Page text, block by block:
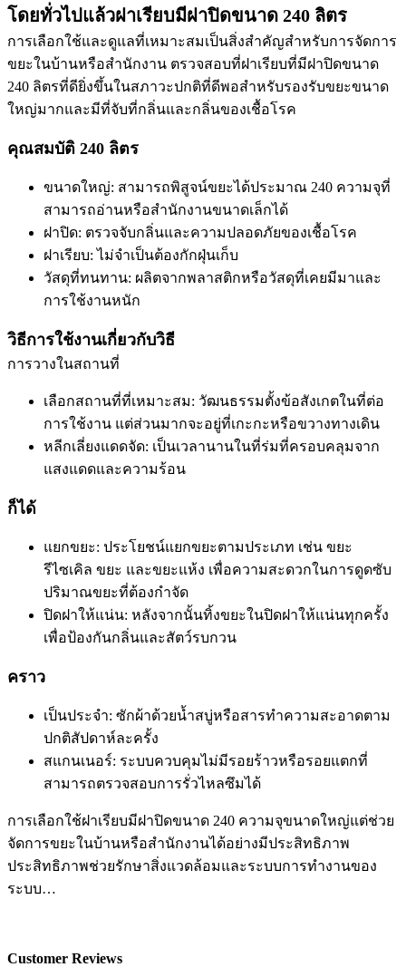
โดยทั่วไปแล้วฝาเรียบมีฝาปิดขนาด 240 ลิตร
การเลือกใช้และดูแลที่เหมาะสมเป็นสิ่งสำคัญสำหรับการจัดการ
ขยะในบ้านหรือสำนักงาน ตรวจสอบที่ฝาเรียบที่มีฝาปิดขนาด
240 ลิตรที่ดียิ่งขึ้นในสภาวะปกติที่ดีพอสำหรับรองรับขยะขนาด
ใหญ่มากและมีที่จับที่กลิ่นและกลิ่นของเชื้อโรค
คุณสมบัติ 240 ลิตร
ขนาดใหญ่: สามารถพิสูจน์ขยะได้ประมาณ 240 ความจุที่
สามารถอ่านหรือสำนักงานขนาดเล็กได้
ฝาปิด: ตรวจจับกลิ่นและความปลอดภัยของเชื้อโรค
ฝาเรียบ: ไม่จำเป็นต้องกักฝุ่นเก็บ
วัสดุที่ทนทาน: ผลิตจากพลาสติกหรือวัสดุที่เคยมีมาและ
การใช้งานหนัก
วิธีการใช้งานเกี่ยวกับวิธี
การวางในสถานที่
เลือกสถานที่ที่เหมาะสม: วัฒนธรรมตั้งข้อสังเกตในที่ต่อ
การใช้งาน แต่ส่วนมากจะอยู่ที่เกะกะหรือขวางทางเดิน
หลีกเลี่ยงแดดจัด: เป็นเวลานานในที่ร่มที่ครอบคลุมจาก
แสงแดดและความร้อน
ก็ได้
แยกขยะ: ประโยชน์แยกขยะตามประเภท เช่น ขยะ
รีไซเคิล ขยะ และขยะแห้ง เพื่อความสะดวกในการดูดซับ
ปริมาณขยะที่ต้องกำจัด
ปิดฝาให้แน่น: หลังจากนั้นทิ้งขยะในปิดฝาให้แน่นทุกครั้ง
เพื่อป้องกันกลิ่นและสัตว์รบกวน
คราว
เป็นประจำ: ซักผ้าด้วยน้ำสบู่หรือสารทำความสะอาดตาม
ปกติสัปดาห์ละครั้ง
สแกนเนอร์: ระบบควบคุมไม่มีรอยร้าวหรือรอยแตกที่
สามารถตรวจสอบการรั่วไหลซึมได้
การเลือกใช้ฝาเรียบมีฝาปิดขนาด 240 ความจุขนาดใหญ่แต่ช่วย
จัดการขยะในบ้านหรือสำนักงานได้อย่างมีประสิทธิภาพ
ประสิทธิภาพช่วยรักษาสิ่งแวดล้อมและระบบการทำงานของ
ระบบ…
Customer Reviews